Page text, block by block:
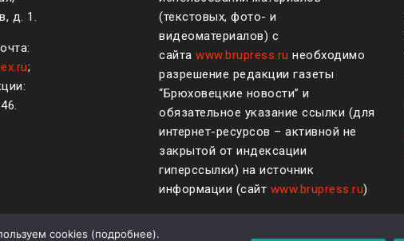
д. 1.
;
.
(текстовых, фото- и
видеоматериалов) с
сайта www.brupress.ru необходимо
разрешение редакции газеты
“Брюховецкие новости” и
обязательное указание ссылки (для
интернет-ресурсов – активной не
закрытой от индексации
гиперссылки) на источник
информации (сайт www.brupress.ru)
cookies (подробнее).